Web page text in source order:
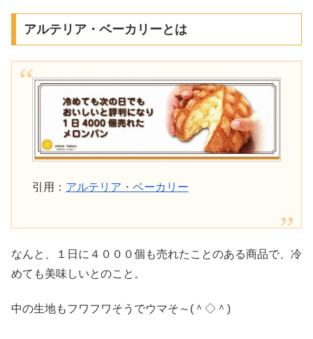
アルテリア・ベーカリーとは
引用： アルテリア・ベーカリー
なんと、１日に４０００個も売れたことのある商品で、冷
めても美味しいとのこと。
中の生地もフワフワそうでウマそ～(＾◇＾)